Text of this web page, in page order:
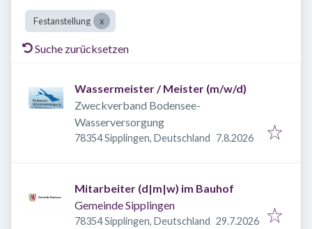
Festanstellung
Suche zurücksetzen
Wassermeister / Meister (m/w/d)
Zweckverband Bodensee-
Wasserversorgung
78354 Sipplingen, Deutschland Veröffentlicht
7.8.2026
Mitarbeiter (d|m|w) im Bauhof
Gemeinde Sipplingen
78354 Sipplingen, Deutschland Veröffentlicht
29.7.2026